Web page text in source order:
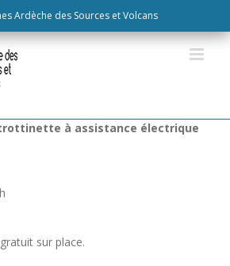
Ardèche des Sources et Volcans
pour cet évènement.
à assistance électrique
sur place.